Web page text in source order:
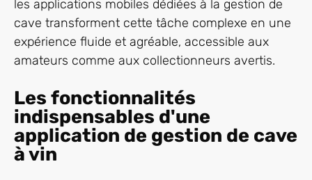
les applications mobiles dédiées à la gestion de
cave transforment cette tâche complexe en une
expérience fluide et agréable, accessible aux
amateurs comme aux collectionneurs avertis.
Les fonctionnalités
indispensables d'une
application de gestion de cave
à vin